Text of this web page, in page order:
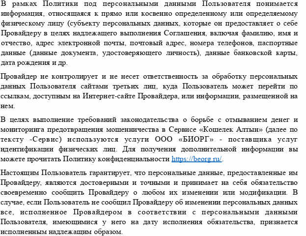
В рамках Политики под персональными данными Пользователя понимается
информация
относящаяся к прямо или косвенно определенному или определяемому
физическому лицу (субъекту персональных данных ,которые он предоставляет о себе
Провайдеру в целях надлежащего выполнения Соглашения ,включая фамилию ,имя и
отчество ,адрес электронной почты ,почтовый адрес ,номера телефонов ,паспортные
данные(данные документа ,удостоверяющего личность), данные банковской карты
дата рождения и др
Провайдер не контролирует и не несет ответственность за обработку персональных
данных Пользователя сайтами третьих лиц
куда Пользователь может перейти по
ссылкам, доступным на Интернет-сайте Провайдера ,или информации, размещенной на
нем.
В целях выполнение требований законодательства о борьбе с отмыванием денег и
мониторинга предотвращения мошенничества в Сервисе«Кошелек Алтын» (далее по
тексту-Сервис)используются услуги ООО«БИОРГ» -поставщика услуг
идентификации физических лиц
Для получения дополнительной информации вы
можете прочитать Политику конфиденциальности https://beorg.ru/.
Настоящим Пользователь гарантирует ,что персональные данные ,предоставленные им
Провайдеру, являются достоверными и точными и принимает на себя обязательство
своевременно сообщить Провайдеру о любом их изменении или модификации. В
случае ,если Пользователь не сообщил Провайдеру об изменении персональных данных
все ,исполненное Провайдером в соответствии с персональными данными
Пользователя ,имеющимися у него на дату исполнения обязательства ,признается
исполненным надлежащим образом